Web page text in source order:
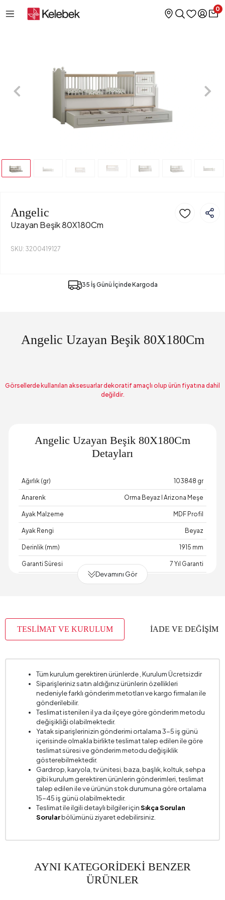
0
Angelic
Uzayan Beşik 80X180Cm
SKU: 3200419127
35 İş Günü İçinde Kargoda
Angelic Uzayan Beşik 80X180Cm
Görsellerde kullanılan aksesuarlar dekoratif amaçlı olup ürün fiyatına dahil
değildir.
Angelic Uzayan Beşik 80X180Cm
Detayları
Ağırlık (gr) 103848 gr
Anarenk Orma Beyaz I Arizona Meşe
Ayak Malzeme MDF Profil
Ayak Rengi Beyaz
Derinlik (mm) 1915 mm
Garanti Süresi 7 Yıl Garanti
Paket Sayısı 7
Devamını Gör
TESLİMAT VE KURULUM İADE VE DEĞİŞİM
Tüm kurulum gerektiren ürünlerde , Kurulum Ücretsizdir
Siparişleriniz satın aldığınız ürünlerin özellikleri
nedeniyle farklı gönderim metotları ve kargo firmaları ile
gönderilebilir.
Teslimat istenilen il ya da ilçeye göre gönderim metodu
değişikliği olabilmektedir.
Yatak siparişlerinizin gönderimi ortalama 3-5 iş günü
içerisinde olmakla birlikte teslimat talep edilen ile göre
teslimat süresi ve gönderim metodu değişiklik
gösterebilmektedir.
Gardırop, karyola, tv ünitesi, baza, başlık, koltuk, sehpa
gibi kurulum gerektiren ürünlerin gönderimleri, teslimat
talep edilen ile ve ürünün stok durumuna göre ortalama
15-45 iş günü olabilmektedir.
Teslimat ile ilgili detaylı bilgiler içinSıkça Sorulan
Sorularbölümünü ziyaret edebilirsiniz.
AYNI KATEGORİDEKİ BENZER
ÜRÜNLER